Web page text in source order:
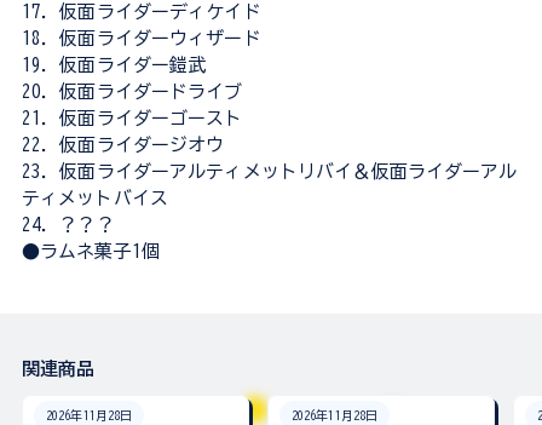
17．仮面ライダーディケイド
18．仮面ライダーウィザード
19．仮面ライダー鎧武
20．仮面ライダードライブ
21．仮面ライダーゴースト
22．仮面ライダージオウ
23．仮面ライダーアルティメットリバイ＆仮面ライダーアル
ティメットバイス
24．？？？
●ラムネ菓子1個
関連商品
2026年11月28日 2026年11月28日